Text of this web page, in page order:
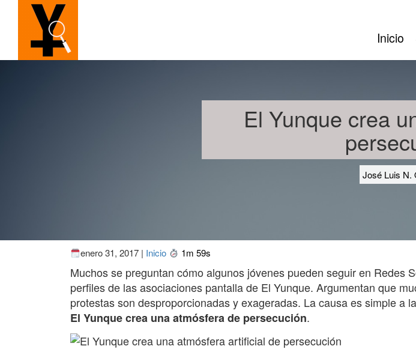
Inicio
El Yunque crea
José Luis N.
enero 31, 2017 | Inicio 1m 59s
Muchos se preguntan cómo algunos jóvenes pueden seguir en Redes
perfiles de las asociaciones pantalla de El Yunque. Argumentan que
protestas son desproporcionadas y exageradas. La causa es simple a
El Yunque crea una atmósfera de persecución.